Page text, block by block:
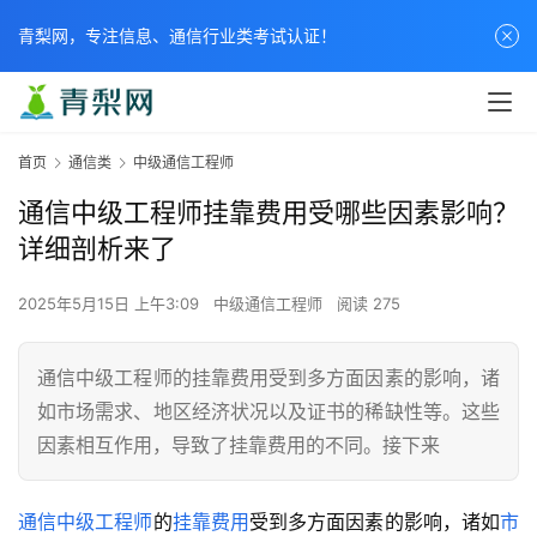
首页 通信类 中级通信工程师
通信中级工程师挂靠费用受哪些因素影响？
详细剖析来了
2025年5月15日 上午3:09 中级通信工程师 阅读 275
通信中级工程师的挂靠费用受到多方面因素的影响，诸
如市场需求、地区经济状况以及证书的稀缺性等。这些
因素相互作用，导致了挂靠费用的不同。接下来
通信中级工程师的挂靠费用 受到多方面因素的影响，诸如市
青梨网，专注信息、通信行业类考试认证！